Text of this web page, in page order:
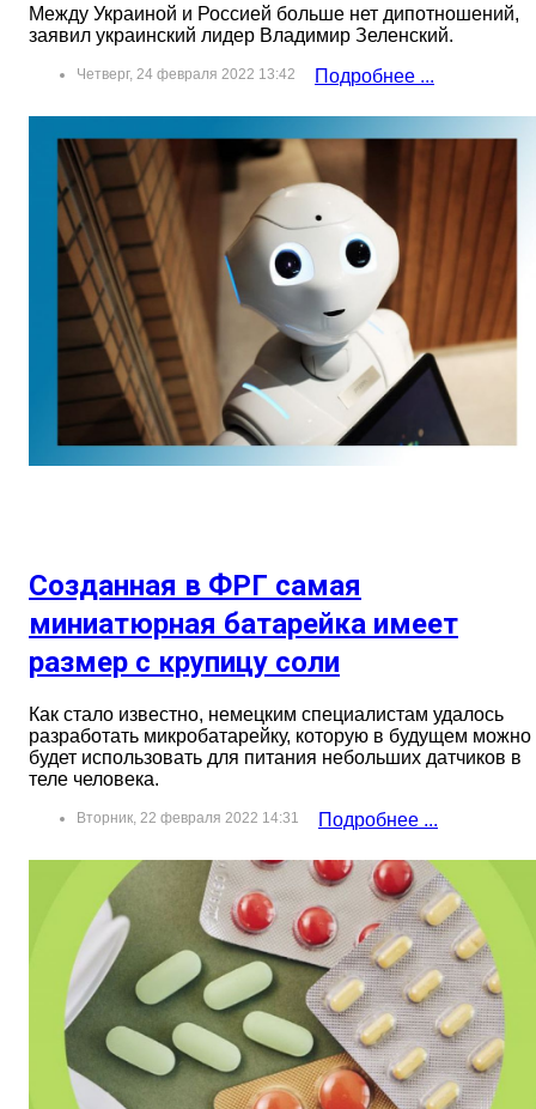
Между Украиной и Россией больше нет дипотношений,
заявил украинский лидер Владимир Зеленский.
Четверг, 24 февраля 2022 13:42 Подробнее ...
Созданная в ФРГ самая
миниатюрная батарейка имеет
размер с крупицу соли
Как стало известно, немецким специалистам удалось
разработать микробатарейку, которую в будущем можно
будет использовать для питания небольших датчиков в
теле человека.
Вторник, 22 февраля 2022 14:31 Подробнее ...